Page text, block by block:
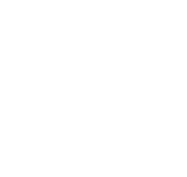
タリア
週間】さよなら！イタリア！
to do in Lake Como!
乗り遅れ事件について
！イタリア人シェフ達に作ってみた結果…
完全再現 #shorts
4K ULTRA HD）